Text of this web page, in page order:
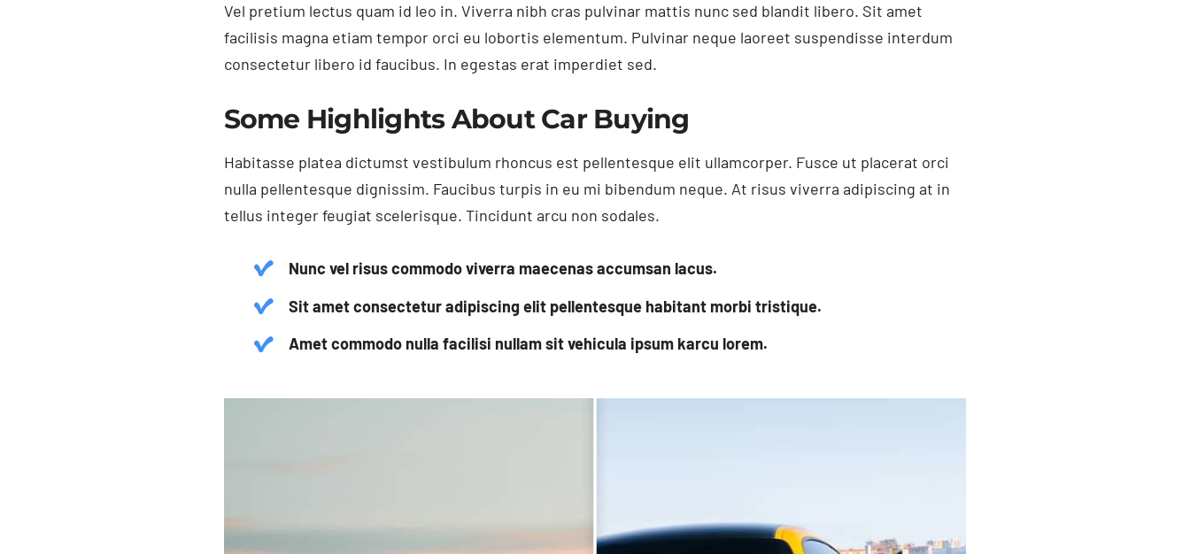
Vel pretium lectus quam id leo in. Viverra nibh cras pulvinar mattis nunc sed blandit libero. Sit amet
facilisis magna etiam tempor orci eu lobortis elementum. Pulvinar neque laoreet suspendisse interdum
consectetur libero id faucibus. In egestas erat imperdiet sed.
Some Highlights About Car Buying
Habitasse platea dictumst vestibulum rhoncus est pellentesque elit ullamcorper. Fusce ut placerat orci
nulla pellentesque dignissim. Faucibus turpis in eu mi bibendum neque. At risus viverra adipiscing at in
tellus integer feugiat scelerisque. Tincidunt arcu non sodales.
Nunc vel risus commodo viverra maecenas accumsan lacus.
Sit amet consectetur adipiscing elit pellentesque habitant morbi tristique.
Amet commodo nulla facilisi nullam sit vehicula ipsum karcu lorem.